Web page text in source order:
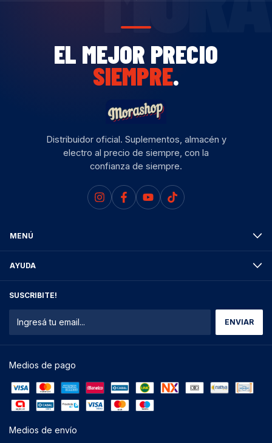
EL MEJOR PRECIO
SIEMPRE.
Distribuidor oficial. Suplementos, almacén y
electro al precio de siempre, con la
confianza de siempre.
MENÚ
AYUDA
SUSCRIBITE!
Medios de pago
Medios de envío